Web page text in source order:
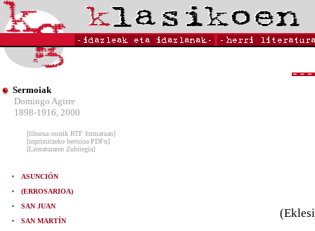
Sermoiak
Domingo Agirre
1898-1916, 2000
[liburua osorik RTF formatuan]
[inprimitzeko bertsioa PDFn]
[Literaturaren Zubitegia]
ASUNCIÓN
(ERROSARIOA)
SAN JUAN
SAN MARTÍN